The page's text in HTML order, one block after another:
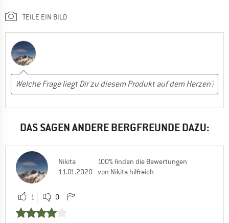
TEILE EIN BILD
DAS SAGEN ANDERE BERGFREUNDE DAZU:
Nikita
11.01.2020
100% finden die Bewertungen
von Nikita hilfreich
1 0